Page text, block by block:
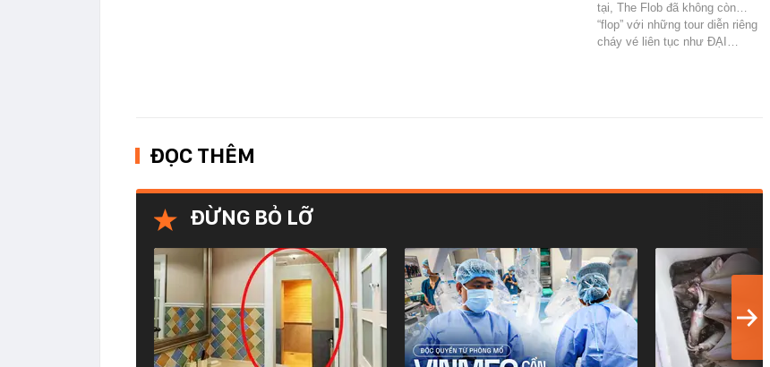
tại, The Flob đã không còn…
“flop” với những tour diễn riêng
cháy vé liên tục như ĐẠI…
ĐỌC THÊM
ĐỪNG BỎ LỠ